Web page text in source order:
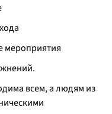
мероприятия
всем, а людям из